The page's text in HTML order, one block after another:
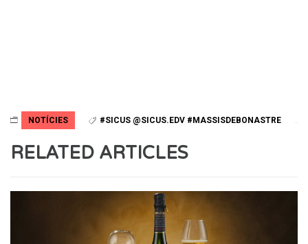
NOTÍCIES #SICUS @SICUS.EDV #MASSISDEBONASTRE
RELATED ARTICLES